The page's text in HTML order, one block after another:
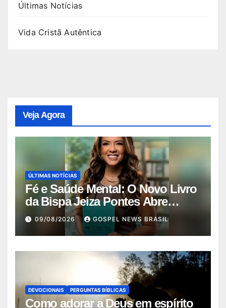
Últimas Notícias
Vida Cristã Autêntica
Veja Agora
ÚLTIMAS NOTÍCIAS
Fé e Saúde Mental: O Novo Livro
da Bispa Jeiza Pontes Abre
Diálo…
09/08/2026 GOSPEL NEWS BRASIL
DEVOCIONAIS PERGUNTAS BÍBLICAS
Como adorar a Deus em espírito